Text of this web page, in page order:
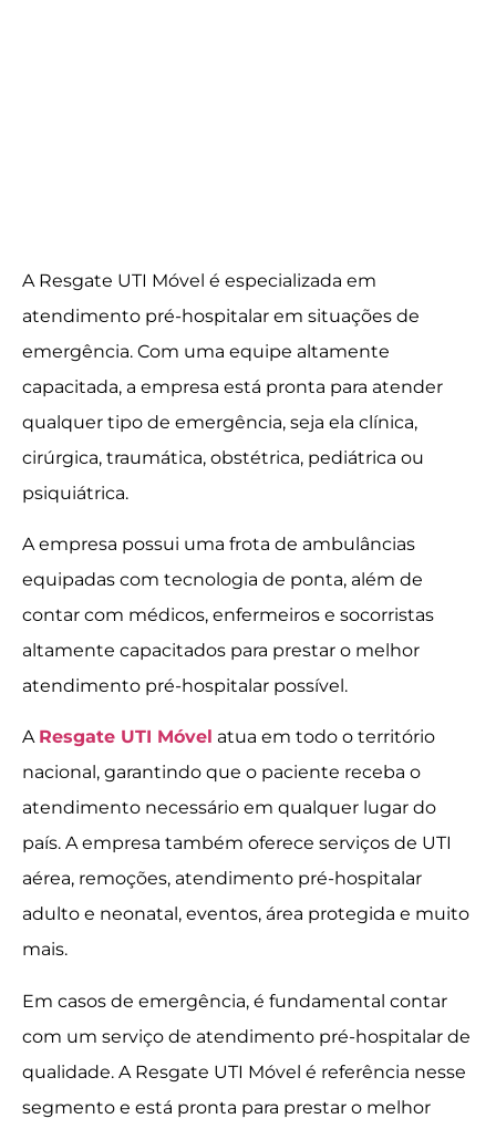
A Resgate UTI Móvel é especializada em
atendimento pré-hospitalar em situações de
emergência. Com uma equipe altamente
capacitada, a empresa está pronta para atender
qualquer tipo de emergência, seja ela clínica,
cirúrgica, traumática, obstétrica, pediátrica ou
psiquiátrica.
A empresa possui uma frota de ambulâncias
equipadas com tecnologia de ponta, além de
contar com médicos, enfermeiros e socorristas
altamente capacitados para prestar o melhor
atendimento pré-hospitalar possível.
A Resgate UTI Móvel atua em todo o território
nacional, garantindo que o paciente receba o
atendimento necessário em qualquer lugar do
país. A empresa também oferece serviços de UTI
aérea, remoções, atendimento pré-hospitalar
adulto e neonatal, eventos, área protegida e muito
mais.
Em casos de emergência, é fundamental contar
com um serviço de atendimento pré-hospitalar de
qualidade. A Resgate UTI Móvel é referência nesse
segmento e está pronta para prestar o melhor